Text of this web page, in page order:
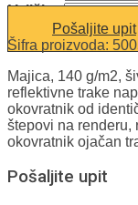
Veličina
Pošaljite upit
Šifra proizvoda:
Majica, 140 g/m2,
reflektivne trake
okovratnik od
štepovi na renderu,
okovratnik ojačan
Pošaljite upit